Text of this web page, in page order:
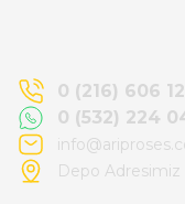
Alışveriş süreci
Kemal Toktaş |
0 (216) 606
0 (532) 224
Depo Adresimiz